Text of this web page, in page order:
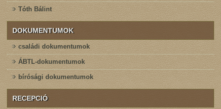
Tóth Bálint
DOKUMENTUMOK
családi dokumentumok
ÁBTL-dokumentumok
bírósági dokumentumok
RECEPCIÓ